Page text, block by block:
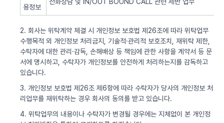
용정보
2. 회사는 위탁계약 체결 시 개인정보 보호법 제26조에 따라 위탁업무
수행목적 외 개인정보 처리금지, 기술적·관리적 보호조치, 재위탁 제한,
수탁자에 대한 관리·감독, 손해배상 등 책임에 관한 사항을 계약서 등 문
서에 명시하고, 수탁자가 개인정보를 안전하게 처리하는지를 감독하고
있습니다.
3. 개인정보 보호법 제26조 제6항에 따라 수탁자가 당사의 개인정보 처
리업무를 재위탁하는 경우 회사의 동의를 받고 있습니다.
4. 위탁업무의 내용이나 수탁자가 변경될 경우에는 지체없이 본 개인정